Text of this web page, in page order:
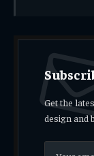
Get the
design and